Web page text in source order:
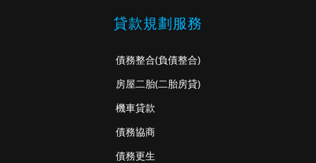
貸款規劃服務
債務整合(負債整合)
房屋二胎(二胎房貸)
機車貸款
債務協商
債務更生